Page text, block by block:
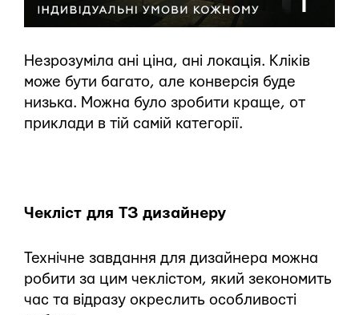
Незрозуміла ані ціна, ані локація. Кліків
може бути багато, але конверсія буде
низька. Можна було зробити краще, от
приклади в тій самій категорії.
Чекліст для ТЗ дизайнеру
Технічне завдання для дизайнера можна
робити за цим чеклістом, який зекономить
час та відразу окреслить особливості